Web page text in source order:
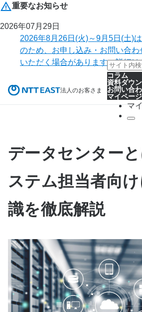
重要なお知らせ
2026年07月29日
2026年8月26日(火)～9月5日(土)
のため、お申し込み・お問い合
いただく場合があります。詳細は
法人のお客さま
コラム
資料ダウ
お問い合
マイページ
マ
データセンター
ステム担当者向
識を徹底解説